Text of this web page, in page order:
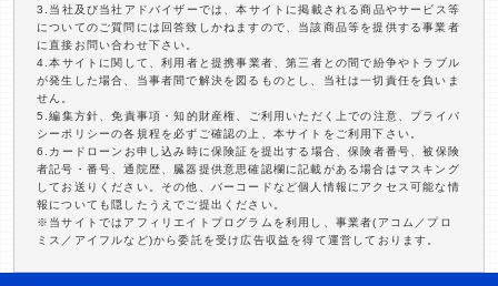
3.当社及び当社アドバイザーでは、本サイトに掲載される商品やサービス等
についてのご質問には回答致しかねますので、当該商品等を提供する事業者
に直接お問い合わせ下さい。
4.本サイトに関して、利用者と提携事業者、第三者との間で紛争やトラブル
が発生した場合、当事者間で解決を図るものとし、当社は一切責任を負いま
せん。
5.編集方針、免責事項・知的財産権、ご利用いただく上での注意、プライバ
シーポリシーの各規程を必ずご確認の上、本サイトをご利用下さい。
6.カードローンお申し込み時に保険証を提出する場合、保険者番号、被保険
者記号・番号、通院歴、臓器提供意思確認欄に記載がある場合はマスキング
してお送りください。その他、バーコードなど個人情報にアクセス可能な情
報についても隠したうえでご提出ください。
※当サイトではアフィリエイトプログラムを利用し、事業者(アコム／プロ
ミス／アイフルなど)から委託を受け広告収益を得て運営しております。